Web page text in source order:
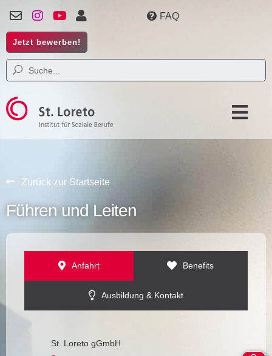
FAQ
Jetzt bewerben!
Zurück zur Startseite
Führen und Leiten
Anfahrt Benefits
Ausbildung & Kontakt
St. Loreto gGmbH